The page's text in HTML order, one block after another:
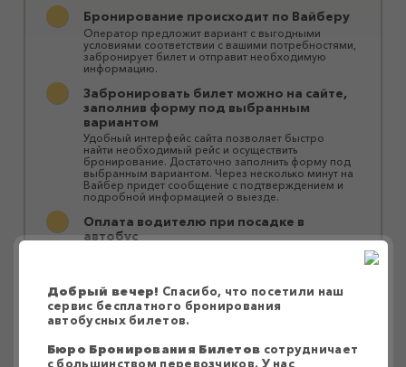
Бронирование происходит по Вайберу
Оператор предложит вариант с выгодными
условиями соответствии с вашими потребностями,
забронирует билет и отправит необходимую
информацию.
Забронировать билет можно на сайте,
заполнив форму под выбранным
вариантом
Удобный интерфейс сайта позволяет быстро
найти необходимый рейс и осуществить
бронирование. Достаточно заполнить форму под
выбранным вариантом. Через несколько минут на
Вайбер придет сообщение с подтверждением и
подробной информацией о выезде.
Оплата водителю при посадке в
автобус
Перевозки осуществляются большими
комфортабельными автобусами
Наши партнеры предоставляют качественные и
быстрой заменой автобуса без ожидания.
Автобусы оснащены системами
Добрый вечер! Спасибо, что посетили наш
сервис бесплатного бронирования
автобусных билетов.
Бюро Бронирования Билетов сотрудничает
с большинством перевозчиков. У нас